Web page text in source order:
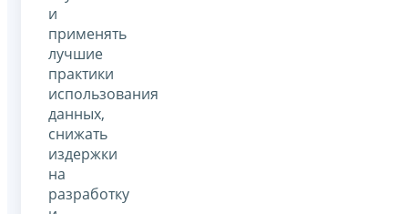
и
применять
лучшие
практики
использования
данных,
снижать
издержки
на
разработку